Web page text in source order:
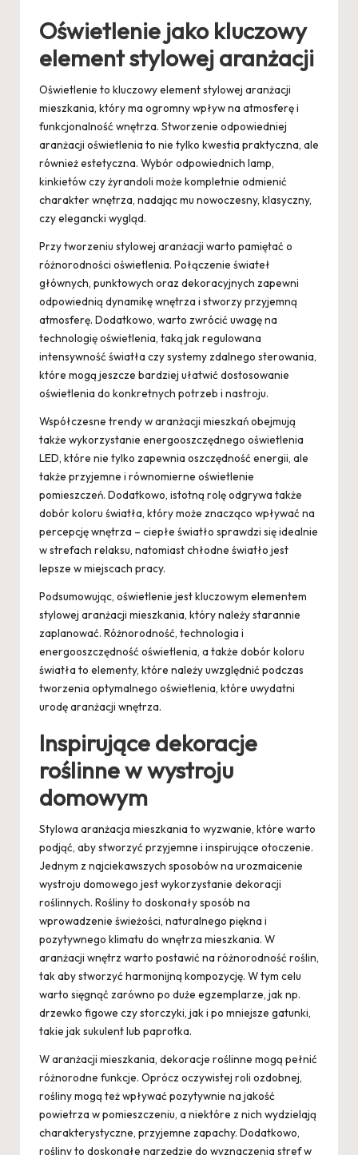
Oświetlenie jako kluczowy
element stylowej aranżacji
Oświetlenie to kluczowy element stylowej aranżacji
mieszkania, który ma ogromny wpływ na atmosferę i
funkcjonalność wnętrza. Stworzenie odpowiedniej
aranżacji oświetlenia to nie tylko kwestia praktyczna, ale
również estetyczna. Wybór odpowiednich lamp,
kinkietów czy żyrandoli może kompletnie odmienić
charakter wnętrza, nadając mu nowoczesny, klasyczny,
czy elegancki wygląd.
Przy tworzeniu stylowej aranżacji warto pamiętać o
różnorodności oświetlenia. Połączenie świateł
głównych, punktowych oraz dekoracyjnych zapewni
odpowiednią dynamikę wnętrza i stworzy przyjemną
atmosferę. Dodatkowo, warto zwrócić uwagę na
technologię oświetlenia, taką jak regulowana
intensywność światła czy systemy zdalnego sterowania,
które mogą jeszcze bardziej ułatwić dostosowanie
oświetlenia do konkretnych potrzeb i nastroju.
Współczesne trendy w aranżacji mieszkań obejmują
także wykorzystanie energooszczędnego oświetlenia
LED, które nie tylko zapewnia oszczędność energii, ale
także przyjemne i równomierne oświetlenie
pomieszczeń. Dodatkowo, istotną rolę odgrywa także
dobór koloru światła, który może znacząco wpływać na
percepcję wnętrza – ciepłe światło sprawdzi się idealnie
w strefach relaksu, natomiast chłodne światło jest
lepsze w miejscach pracy.
Podsumowując, oświetlenie jest kluczowym elementem
stylowej aranżacji mieszkania, który należy starannie
zaplanować. Różnorodność, technologia i
energooszczędność oświetlenia, a także dobór koloru
światła to elementy, które należy uwzględnić podczas
tworzenia optymalnego oświetlenia, które uwydatni
urodę aranżacji wnętrza.
Inspirujące dekoracje
roślinne w wystroju
domowym
Stylowa aranżacja mieszkania to wyzwanie, które warto
podjąć, aby stworzyć przyjemne i inspirujące otoczenie.
Jednym z najciekawszych sposobów na urozmaicenie
wystroju domowego jest wykorzystanie dekoracji
roślinnych. Rośliny to doskonały sposób na
wprowadzenie świeżości, naturalnego piękna i
pozytywnego klimatu do wnętrza mieszkania. W
aranżacji wnętrz warto postawić na różnorodność roślin,
tak aby stworzyć harmonijną kompozycję. W tym celu
warto sięgnąć zarówno po duże egzemplarze, jak np.
drzewko figowe czy storczyki, jak i po mniejsze gatunki,
takie jak sukulent lub paprotka.
W aranżacji mieszkania, dekoracje roślinne mogą pełnić
różnorodne funkcje. Oprócz oczywistej roli ozdobnej,
rośliny mogą też wpływać pozytywnie na jakość
powietrza w pomieszczeniu, a niektóre z nich wydzielają
charakterystyczne, przyjemne zapachy. Dodatkowo,
rośliny to doskonałe narzędzie do wyznaczenia stref w